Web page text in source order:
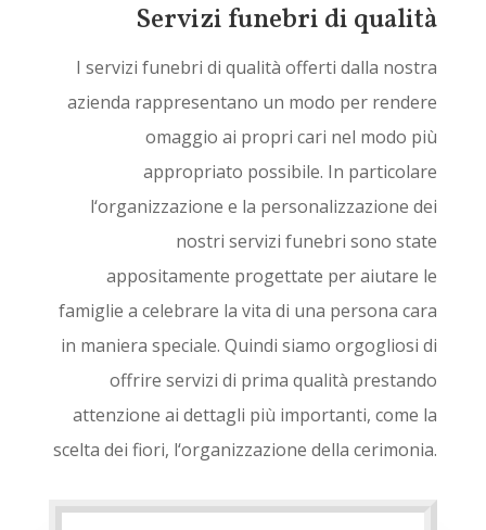
Servizi funebri di qualità
I servizi funebri di qualità offerti dalla nostra
azienda rappresentano un modo per rendere
omaggio ai propri cari nel modo più
appropriato possibile. In particolare
l‘organizzazione e la personalizzazione dei
nostri servizi funebri sono state
appositamente progettate peraiutare le
famiglie a celebrare la vita di una persona cara
in maniera speciale. Quindi siamo orgogliosi di
offrire servizi di prima qualità prestando
attenzione ai dettagli più importanti, come la
scelta dei fiori, l‘organizzazione della cerimonia.